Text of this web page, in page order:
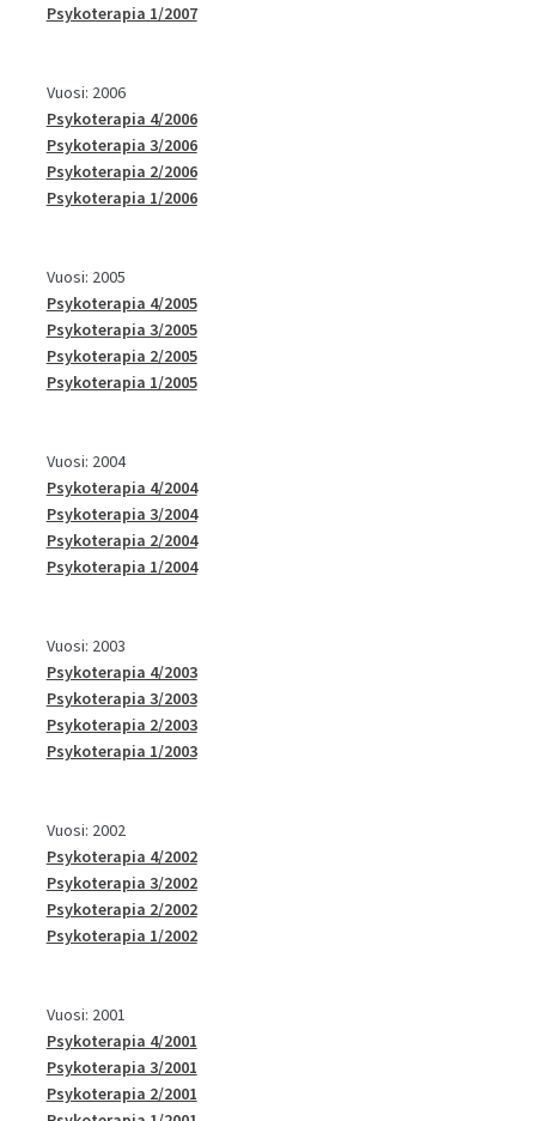
Psykoterapia 1/2007
Vuosi: 2006
Psykoterapia 4/2006
Psykoterapia 3/2006
Psykoterapia 2/2006
Psykoterapia 1/2006
Vuosi: 2005
Psykoterapia 4/2005
Psykoterapia 3/2005
Psykoterapia 2/2005
Psykoterapia 1/2005
Vuosi: 2004
Psykoterapia 4/2004
Psykoterapia 3/2004
Psykoterapia 2/2004
Psykoterapia 1/2004
Vuosi: 2003
Psykoterapia 4/2003
Psykoterapia 3/2003
Psykoterapia 2/2003
Psykoterapia 1/2003
Vuosi: 2002
Psykoterapia 4/2002
Psykoterapia 3/2002
Psykoterapia 2/2002
Psykoterapia 1/2002
Vuosi: 2001
Psykoterapia 4/2001
Psykoterapia 3/2001
Psykoterapia 2/2001